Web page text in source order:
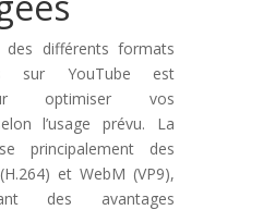
des différents formats
sur YouTube est
optimiser vos
l’usage prévu. La
principalement des
et WebM (VP9),
des avantages